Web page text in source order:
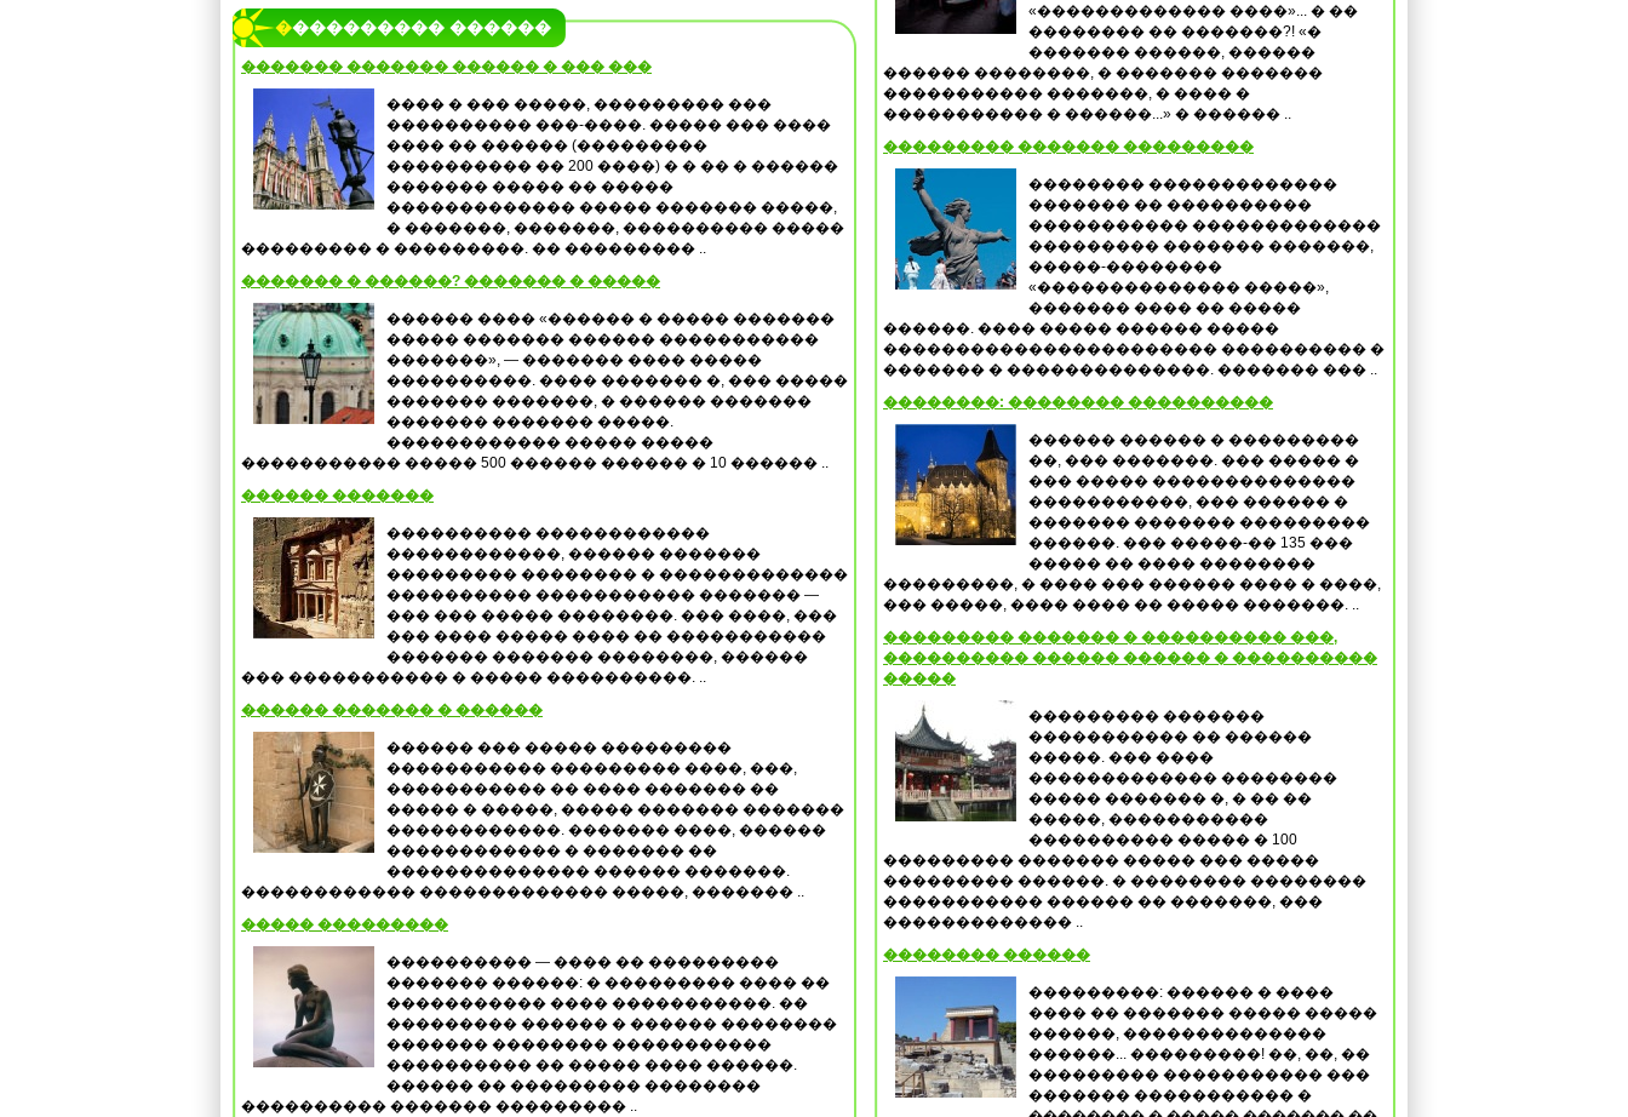
���������� ������
������� ������� ������ � ��� ���
���� � ��� �����, ��������� ���
���������� ���-����. ����� ��� ����
���� �� ������ (���������
���������� �� 200 ����) � � �� � ������
������� ����� �� �����
������������� ����� ������� �����,
� �������, �������, ���������� �����
��������� � ���������. �� ��������� ..
������� � ������? ������� � �����
������ ���� «������ � ����� �������
����� ������� ������ �����������
�������», — ������� ���� �����
����������. ���� ������� �, ��� �����
������� �������, � ������ �������
������� ������� �����.
������������ ����� �����
����������� ����� 500 ������ ������ � 10 ������ ..
������ �������
���������� ������������
������������, ������ �������
��������� �������� � �������������
���������� ����������� ������� —
��� ��� ����� ��������. ��� ����, ���
��� ���� ����� ���� �� �����������
������� ������� ��������, ������
��� ����������� � ����� ����������. ..
������ ������� � ������
������ ��� ����� ���������
����������� ��������� ����, ���,
����������� �� ���� ������� ��
����� � �����, ����� ������� �������
������������. ������� ����, ������
������������ � ������� ��
�������������� ������ �������.
������������ ������������� �����, ������� ..
����� ���������
���������� — ���� �� ���������
������� ������: � ��������� ���� ��
����������� ���� �����������. ��
��������� ������ � ������ ��������
������� �������� �����������
���������� �� ����� ���� ������.
������ �� ��������� ��������
���������� ������� ��������� ..
«������������� ����»... � ��
�������� �� �������?! «�
������� ������, ������
������ ��������, � ������� �������
����������� �������, � ���� �
����������� � ������...» � ������ ..
��������� ������� ���������
�������� �������������
������� �� ����������
����������� �������������
��������� ������� �������,
�����-��������
«�������������� �����»,
������� ���� �� �����
������. ���� ����� ������ �����
����������������������� ���������� �
������� � ��������������. ������� ��� ..
��������: �������� ����������
������ ������ � ���������
��, ��� �������. ��� ����� �
��� ����� ��������������
�����������, ��� ������ �
������� ������� ���������
������. ��� �����-�� 135 ���
����� �� ���� ��������
���������, � ���� ��� ������ ���� � ����,
��� �����, ���� ���� �� ����� �������. ..
��������� ������� � ���������� ���,
���������� ������ ������ � ����������
�����
��������� �������
����������� �� ������
�����. ��� ����
������������� ��������
����� ������� �, � �� ��
�����, �����������
���������� ����� � 100
��������� ������� ����� ��� �����
��������� ������. � �������� ��������
����������� ������ �� �������, ���
������������� ..
�������� ������
���������: ������ � ����
���� �� ������� ����� �����
������, ��������������
������... ���������! ��, ��, ��
��������� ����������� ���
������� ����������� �